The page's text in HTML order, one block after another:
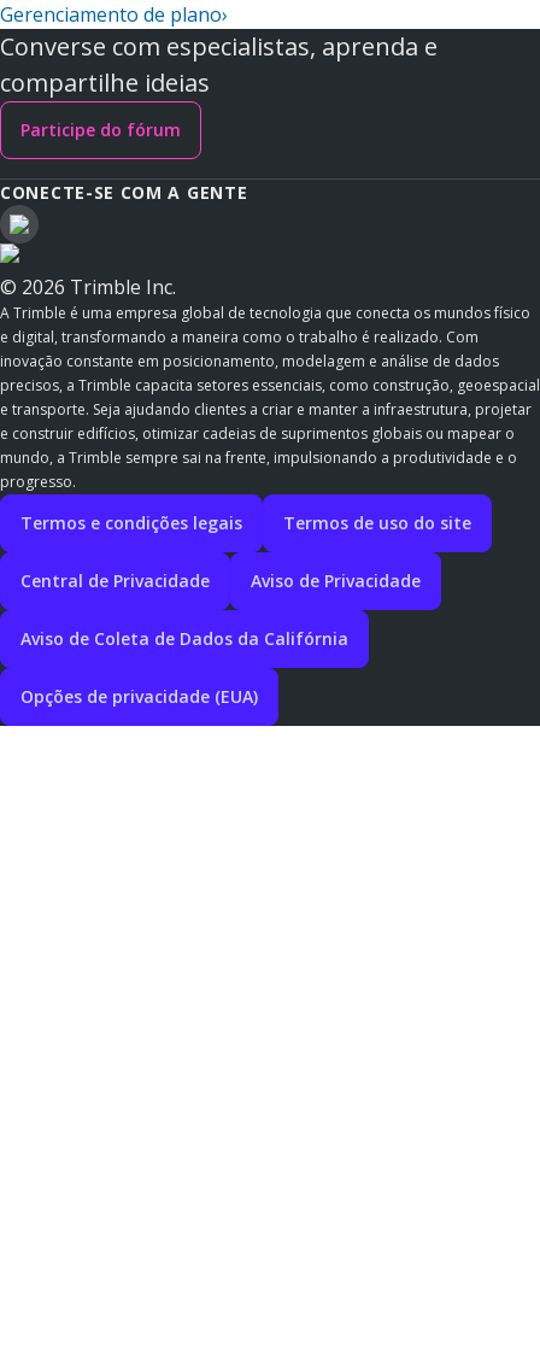
Gerenciamento de plano›
Converse com especialistas, aprenda e
compartilhe ideias
Participe do fórum
CONECTE-SE COM A GENTE
© 2026 Trimble Inc.
A Trimble é uma empresa global de tecnologia que conecta os mundos físico
e digital, transformando a maneira como o trabalho é realizado. Com
inovação constante em posicionamento, modelagem e análise de dados
precisos, a Trimble capacita setores essenciais, como construção, geoespacial
e transporte. Seja ajudando clientes a criar e manter a infraestrutura, projetar
e construir edifícios, otimizar cadeias de suprimentos globais ou mapear o
mundo, a Trimble sempre sai na frente, impulsionando a produtividade e o
progresso.
Termos e condições legais Termos de uso do site
Central de Privacidade Aviso de Privacidade
Aviso de Coleta de Dados da Califórnia
Opções de privacidade (EUA)